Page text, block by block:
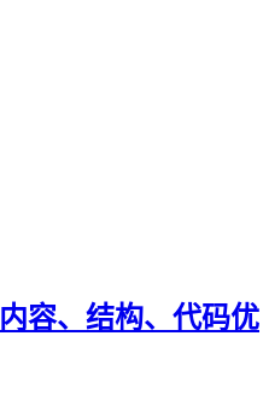
容、结构、代码优